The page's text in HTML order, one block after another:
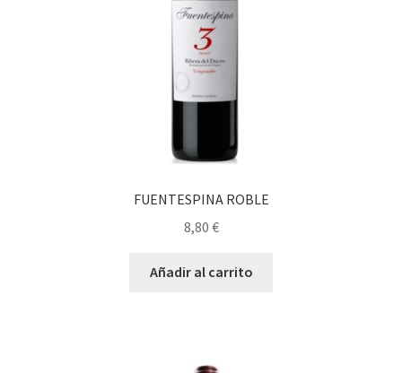
FUENTESPINA ROBLE
8,80 €
Añadir al carrito